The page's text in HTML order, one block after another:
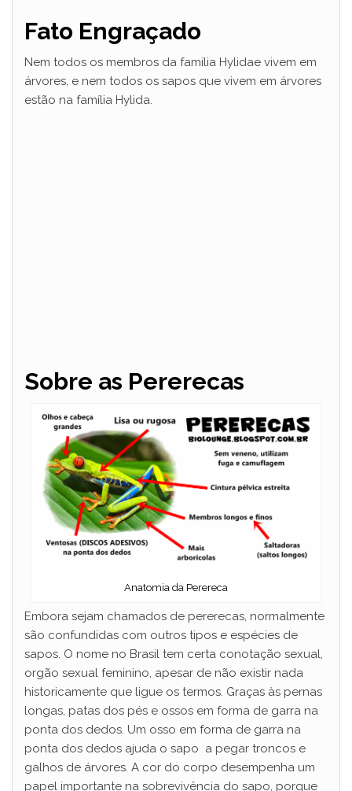
Fato Engraçado
Nem todos os membros da família Hylidae vivem em
árvores, e nem todos os sapos que vivem em árvores
estão na família Hylida.
Sobre as Pererecas
Anatomia da Perereca
Embora sejam chamados de pererecas, normalmente
são confundidas com outros tipos e espécies de
sapos. O nome no Brasil tem certa conotação sexual,
orgão sexual feminino, apesar de não existir nada
historicamente que ligue os termos. Graças às pernas
longas, patas dos pés e ossos em forma de garra na
ponta dos dedos. Um osso em forma de garra na
ponta dos dedos ajuda o sapo a pegar troncos e
galhos de árvores. A cor do corpo desempenha um
papel importante na sobrevivência do sapo, porque